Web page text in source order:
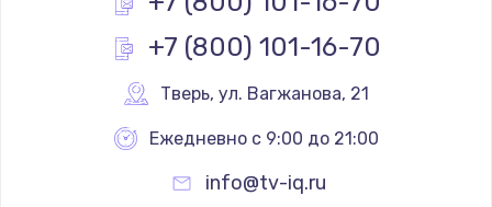
Заказать
900 руб.
Заказать
Не работает
+7 (800) 101-16-70
Тверь, ул. Вагжанова, 21
Ежедневно с 9:00 до 21:00
info@tv-iq.ru